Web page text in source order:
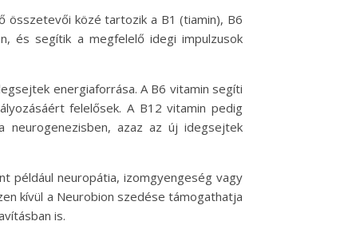
összetevői közé tartozik a B1 (tiamin), B6
és segítik a megfelelő idegi impulzusok
energiaforrása. A B6 vitamin segíti
felelősek. A B12 vitamin pedig
azaz az új idegsejtek
például neuropátia, izomgyengeség vagy
kívül a Neurobion szedése támogathatja
is.